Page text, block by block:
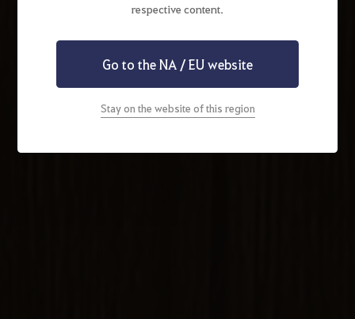
respective content.
Go to the NA / EU website
Stay on the website of this region